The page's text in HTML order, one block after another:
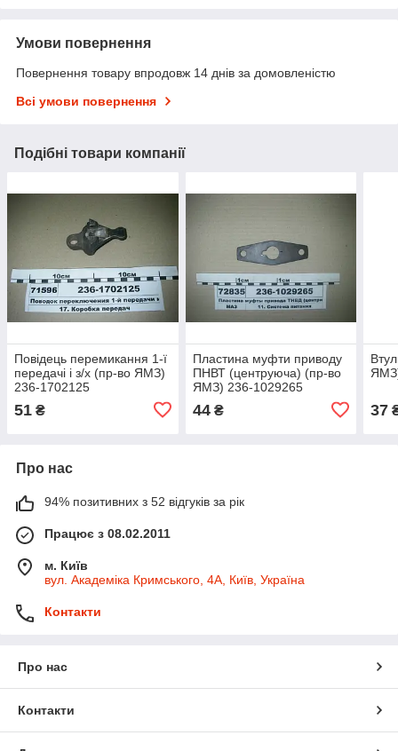
Умови повернення
Повернення товару впродовж 14 днів за домовленістю
Всі умови повернення
Подібні товари компанії
Повідець перемикання 1-ї
передачі і з/х (пр-во ЯМЗ)
236-1702125
51 ₴
Пластина муфти приводу
ПНВТ (центруюча) (пр-во
ЯМЗ) 236-1029265
44₴ 37
Про нас
94% позитивних з 52 відгуків за рік
Працює з 08.02.2011
м. Київ
вул. Академіка Кримського, 4А, Київ, Україна
Контакти
Про нас
Контакти